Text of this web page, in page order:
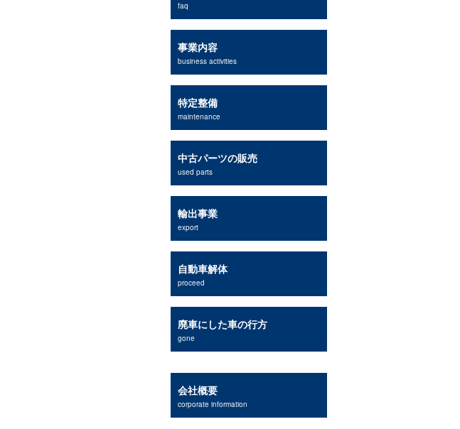
faq
事業内容
business activities
特定整備
maintenance
中古パーツの販売
used parts
輸出事業
export
自動車解体
proceed
廃車にした車の行方
gone
会社概要
corporate information